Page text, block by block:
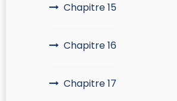
Chapitre 15
Chapitre 16
Chapitre 17